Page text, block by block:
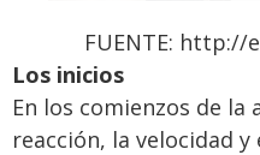
FUENTE: http://
Los inicios
En los comienzos de la
reacción, la velocidad